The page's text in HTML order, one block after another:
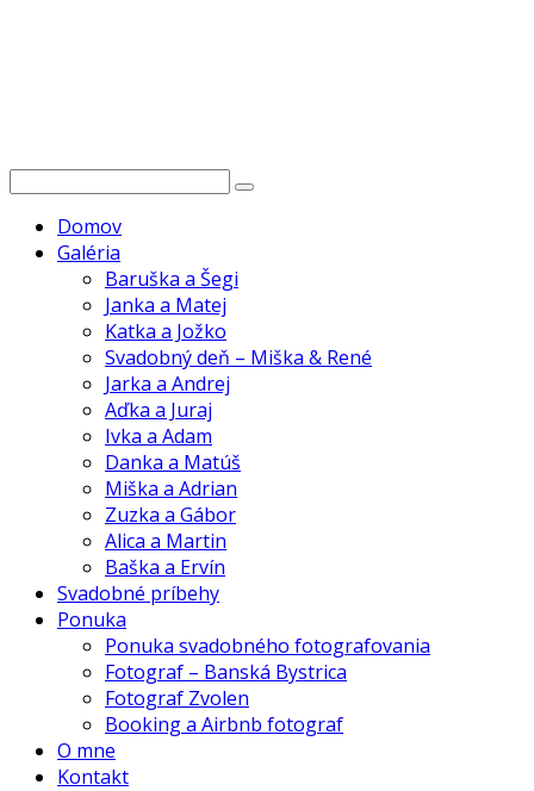
Domov
Galéria
Baruška a Šegi
Janka a Matej
Katka a Jožko
Svadobný deň – Miška & René
Jarka a Andrej
Aďka a Juraj
Ivka a Adam
Danka a Matúš
Miška a Adrian
Zuzka a Gábor
Alica a Martin
Baška a Ervín
Svadobné príbehy
Ponuka
Ponuka svadobného fotografovania
Fotograf – Banská Bystrica
Fotograf Zvolen
Booking a Airbnb fotograf
O mne
Kontakt